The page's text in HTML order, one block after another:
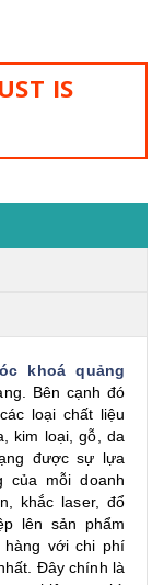
IS
khoá quảng
Bên cạnh đó
loại chất liệu
kim loại, gỗ, da
được sự lựa
của mỗi doanh
khắc laser, đổ
lên sản phẩm
với chi phí
Đây chính là